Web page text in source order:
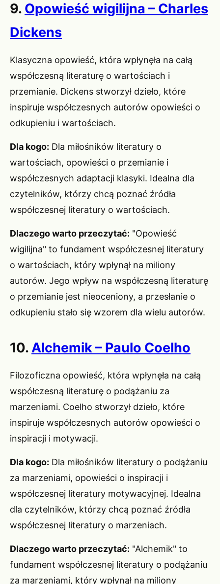
9. Opowieść wigilijna – Charles
Dickens
Klasyczna opowieść, która wpłynęła na całą
współczesną literaturę o wartościach i
przemianie. Dickens stworzył dzieło, które
inspiruje współczesnych autorów opowieści o
odkupieniu i wartościach.
Dla kogo: Dla miłośników literatury o
wartościach, opowieści o przemianie i
współczesnych adaptacji klasyki. Idealna dla
czytelników, którzy chcą poznać źródła
współczesnej literatury o wartościach.
Dlaczego warto przeczytać: "Opowieść
wigilijna" to fundament współczesnej literatury
o wartościach, który wpłynął na miliony
autorów. Jego wpływ na współczesną literaturę
o przemianie jest nieoceniony, a przesłanie o
odkupieniu stało się wzorem dla wielu autorów.
10.Alchemik – Paulo Coelho
Filozoficzna opowieść, która wpłynęła na całą
współczesną literaturę o podążaniu za
marzeniami. Coelho stworzył dzieło, które
inspiruje współczesnych autorów opowieści o
inspiracji i motywacji.
Dla kogo: Dla miłośników literatury o podążaniu
za marzeniami, opowieści o inspiracji i
współczesnej literatury motywacyjnej. Idealna
dla czytelników, którzy chcą poznać źródła
współczesnej literatury o marzeniach.
Dlaczego warto przeczytać: "Alchemik" to
fundament współczesnej literatury o podążaniu
za marzeniami, który wpłynął na miliony